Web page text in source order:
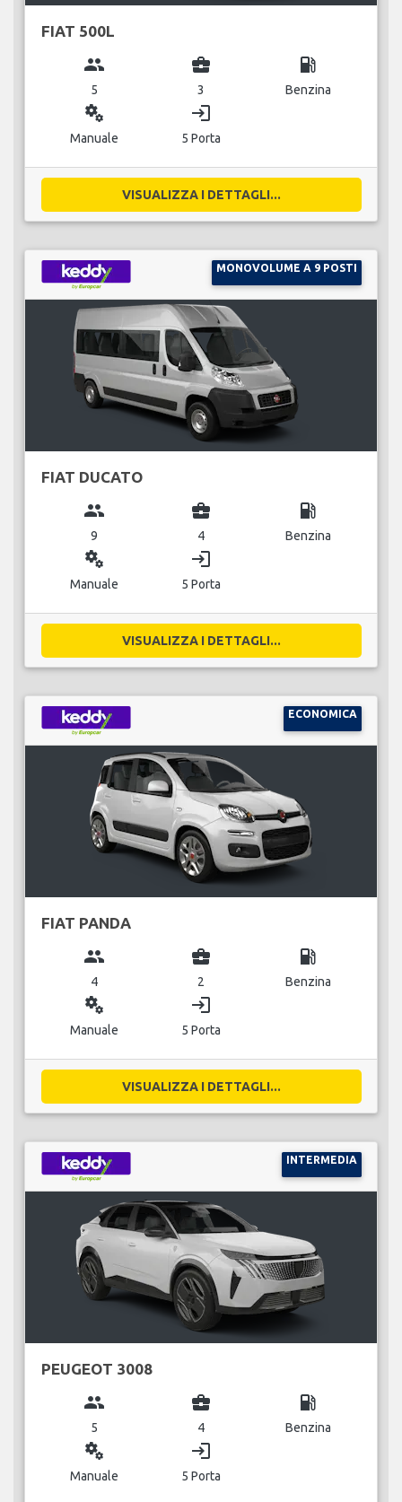
FIAT 500L
group
5
business_center
3
local_gas_station
Benzina
miscellaneous_services
Manuale
login
5 Porta
VISUALIZZA I DETTAGLI...
MONOVOLUME A 9 POSTI
FIAT DUCATO
group
9
business_center
4
local_gas_station
Benzina
miscellaneous_services
Manuale
login
5 Porta
VISUALIZZA I DETTAGLI...
ECONOMICA
FIAT PANDA
group
4
business_center
2
local_gas_station
Benzina
miscellaneous_services
Manuale
login
5 Porta
VISUALIZZA I DETTAGLI...
INTERMEDIA
PEUGEOT 3008
group
5
business_center
4
local_gas_station
Benzina
miscellaneous_services
Manuale
login
5 Porta